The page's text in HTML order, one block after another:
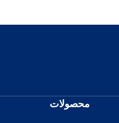
محصولات